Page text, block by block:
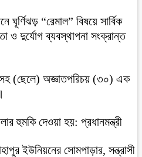
“রেমাল” বিষয়ে সার্বিক
ও দুর্যোগ ব্যবস্থাপনা সংক্রান্ত
(ছেলে) অজ্ঞাতপরিচয় (৩০) এক
হুমকি দেওয়া হয়: প্রধানমন্ত্রী
ইউনিয়নের সোমপাড়ার, সন্ত্রাসী